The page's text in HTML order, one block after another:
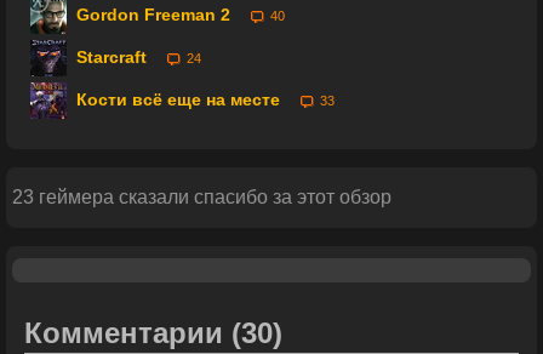
Gordon Freeman 2 40
Starcraft 24
Кости всё еще на месте 33
23 геймера сказали спасибо за этот обзор
Комментарии (30)